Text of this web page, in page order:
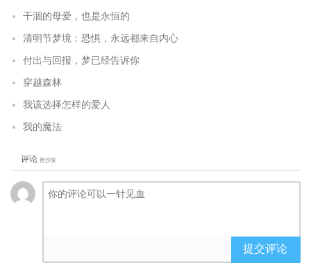
干涸的母爱，也是永恒的
清明节梦境：恐惧，永远都来自内心
付出与回报，梦已经告诉你
穿越森林
我该选择怎样的爱人
我的魔法
评论 抢沙发
提交评论